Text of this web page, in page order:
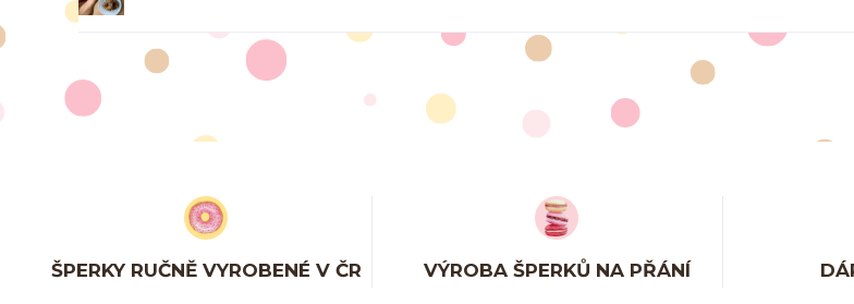
ŠPERKY RUČNĚ VYROBENÉ V ČR VÝROBA ŠPERKŮ NA PŘÁNÍ